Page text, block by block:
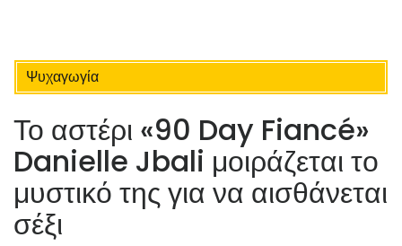
Ψυχαγωγία
Το αστέρι «90 Day Fiancé»
Danielle Jbali μοιράζεται το
μυστικό της για να αισθάνεται
σέξι